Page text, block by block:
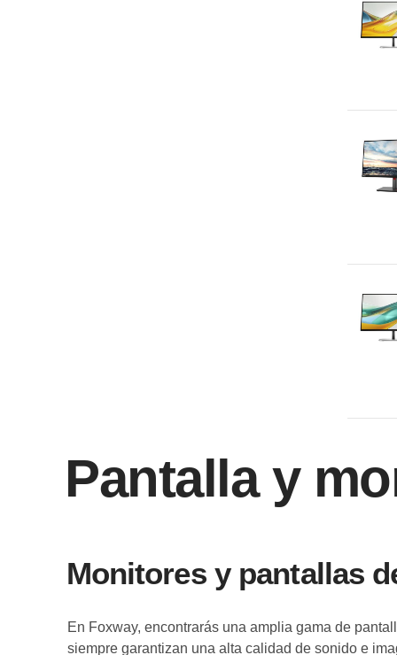
Pantalla y
Monitores y pantallas
En Foxway, encontrarás una amplia gama de
siempre garantizan una alta calidad de sonido e